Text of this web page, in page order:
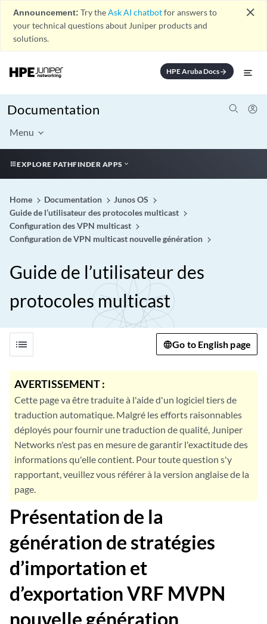
Announcement: Try theAsk AI chatbotfor answers to
your technical questions about Juniper products and
solutions.
close
HPE Aruba Docsarrow_forward
Documentation
Menu
EXPLORE PATHFINDER APPS
Home Documentation
Junos OS
Guide de l’utilisateur des protocoles multicast
Configuration des VPN multicast
Configuration de VPN multicast nouvelle génération
Guide de l’utilisateur des
protocoles multicast
list Go to English page
AVERTISSEMENT :
Cette page va être traduite à l'aide d'un logiciel tiers de
traduction automatique. Malgré les efforts raisonnables
déployés pour fournir une traduction de qualité, Juniper
Networks n'est pas en mesure de garantir l'exactitude des
informations qu'elle contient. Pour toute question s'y
rapportant, veuillez vous référer à la version anglaise de la
page.
Présentation de la
génération de stratégies
d’importation et
d’exportation VRF MVPN
nouvelle génération